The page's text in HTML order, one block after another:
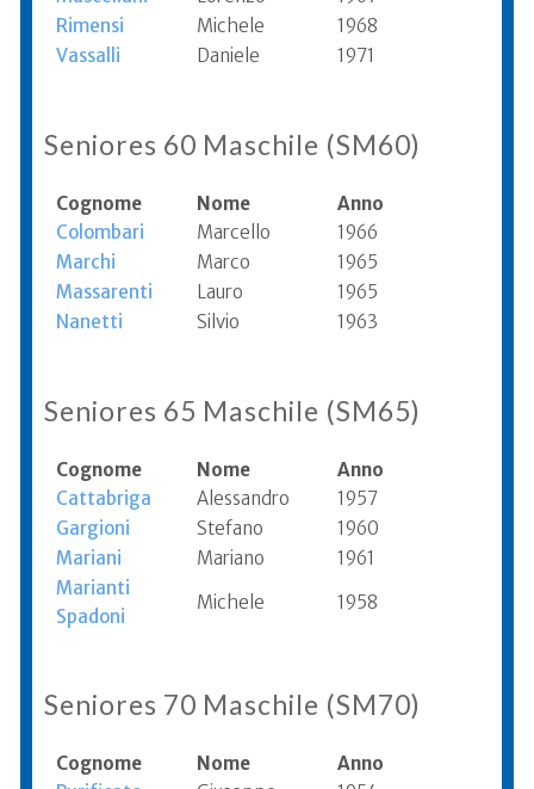
Rimensi
Michele
1968
Vassalli
Daniele 1971
Seniores 60 Maschile (SM60)
Cognome Nome
Anno
Colombari
Marcello
1966
Marchi
Marco
1965
Massarenti
Lauro
1965
Nanetti
Silvio 1963
Seniores 65 Maschile (SM65)
Cognome Nome
Anno
Cattabriga
Alessandro
1957
Gargioni
Stefano
1960
Mariani
Mariano
1961
Marianti
Spadoni
Michele 1958
Seniores 70 Maschile (SM70)
Cognome Nome
Anno